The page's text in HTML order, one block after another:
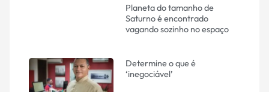
Planeta do tamanho de
Saturno é encontrado
vagando sozinho no espaço
Determine o que é
‘inegociável’